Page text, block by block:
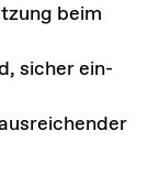
beim
sicher ein-